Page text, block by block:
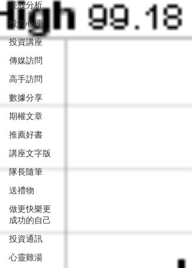
美股分析
投資心理
投資講座
傳媒訪問
高手訪問
數據分享
期權文章
推薦好書
講座文字版
隊長隨筆
送禮物
做更快樂更
成功的自己
投資通訊
心靈雞湯